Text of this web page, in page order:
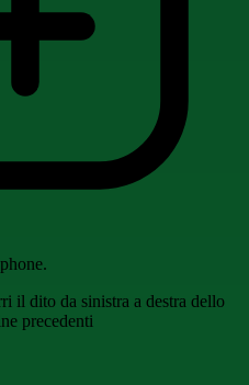
il dito da sinistra a destra dello
precedenti